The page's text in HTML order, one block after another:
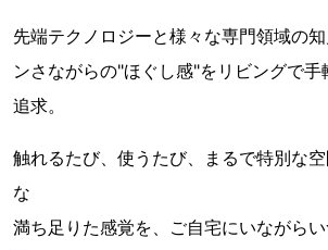
先端テクノロジーと様々な専門領域の
ンさながらの"ほぐし感"をリビングで手
追求。
触れるたび、使うたび、まるで特別な
な
満ち足りた感覚を、ご自宅にいながら